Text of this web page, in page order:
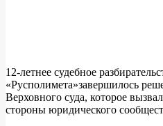
12-летнее судебное
«Русполимета»завершилось
Верховного суда, которое
стороны юридического